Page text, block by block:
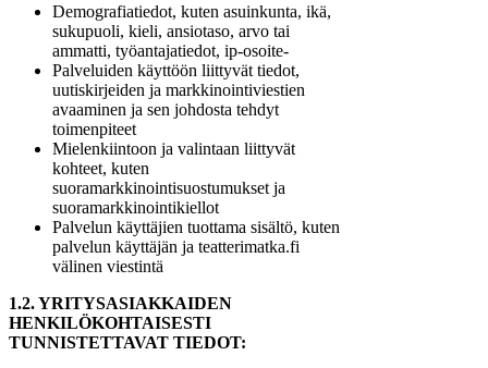
Demografiatiedot, kuten asuinkunta, ikä,
sukupuoli, kieli, ansiotaso, arvo tai
ammatti, työantajatiedot, ip-osoite-
Palveluiden käyttöön liittyvät tiedot,
uutiskirjeiden ja markkinointiviestien
avaaminen ja sen johdosta tehdyt
toimenpiteet
Mielenkiintoon ja valintaan liittyvät
kohteet, kuten
suoramarkkinointisuostumukset ja
suoramarkkinointikiellot
Palvelun käyttäjien tuottama sisältö, kuten
palvelun käyttäjän ja teatterimatka.fi
välinen viestintä
1.2. YRITYSASIAKKAIDEN
HENKILÖKOHTAISESTI
TUNNISTETTAVAT TIEDOT: